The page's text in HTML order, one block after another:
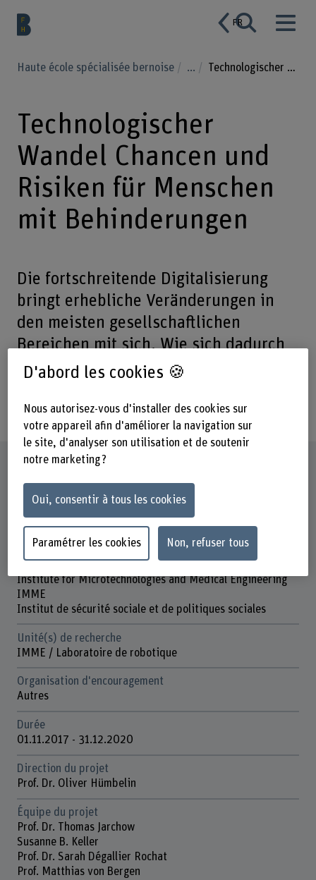
FR
Haute école spécialisée bernoise ... Technologischer Wandel Chancen und Risiken für Menschen mit Behinderungen
Technologischer
Wandel Chancen und
Risiken für Menschen
mit Behinderungen
Die fortschreitende Digitalisierung
bringt erhebliche Veränderungen in
den meisten gesellschaftlichen
Bereichen mit sich. Wie sich dadurch
die Situation für Menschen mit
dieses Projekt.
Fiche signalétique
Départements participants
Travail Social
Technique et informatique
Institute for Microtechnologies and Medical Engineering
IMME
Institut de sécurité sociale et de politiques sociales
Unité(s) de recherche
IMME / Laboratoire de robotique
Organisation d'encouragement
Autres
Durée
01.11.2017 - 31.12.2020
Direction du projet
Prof. Dr. Oliver Hümbelin
Équipe du projet
Prof. Dr. Thomas Jarchow
Susanne B. Keller
Prof. Dr. Sarah Dégallier Rochat
Prof. Matthias von Bergen
D'abord les cookies 🍪
Nous autorisez-vous d'installer des cookies sur
votre appareil afin d'améliorer la navigation sur
le site, d'analyser son utilisation et de soutenir
notre marketing ?
Oui, consentir à tous les cookies
Paramétrer les cookies Non, refuser tous